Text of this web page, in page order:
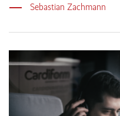
Sebastian Zachmann